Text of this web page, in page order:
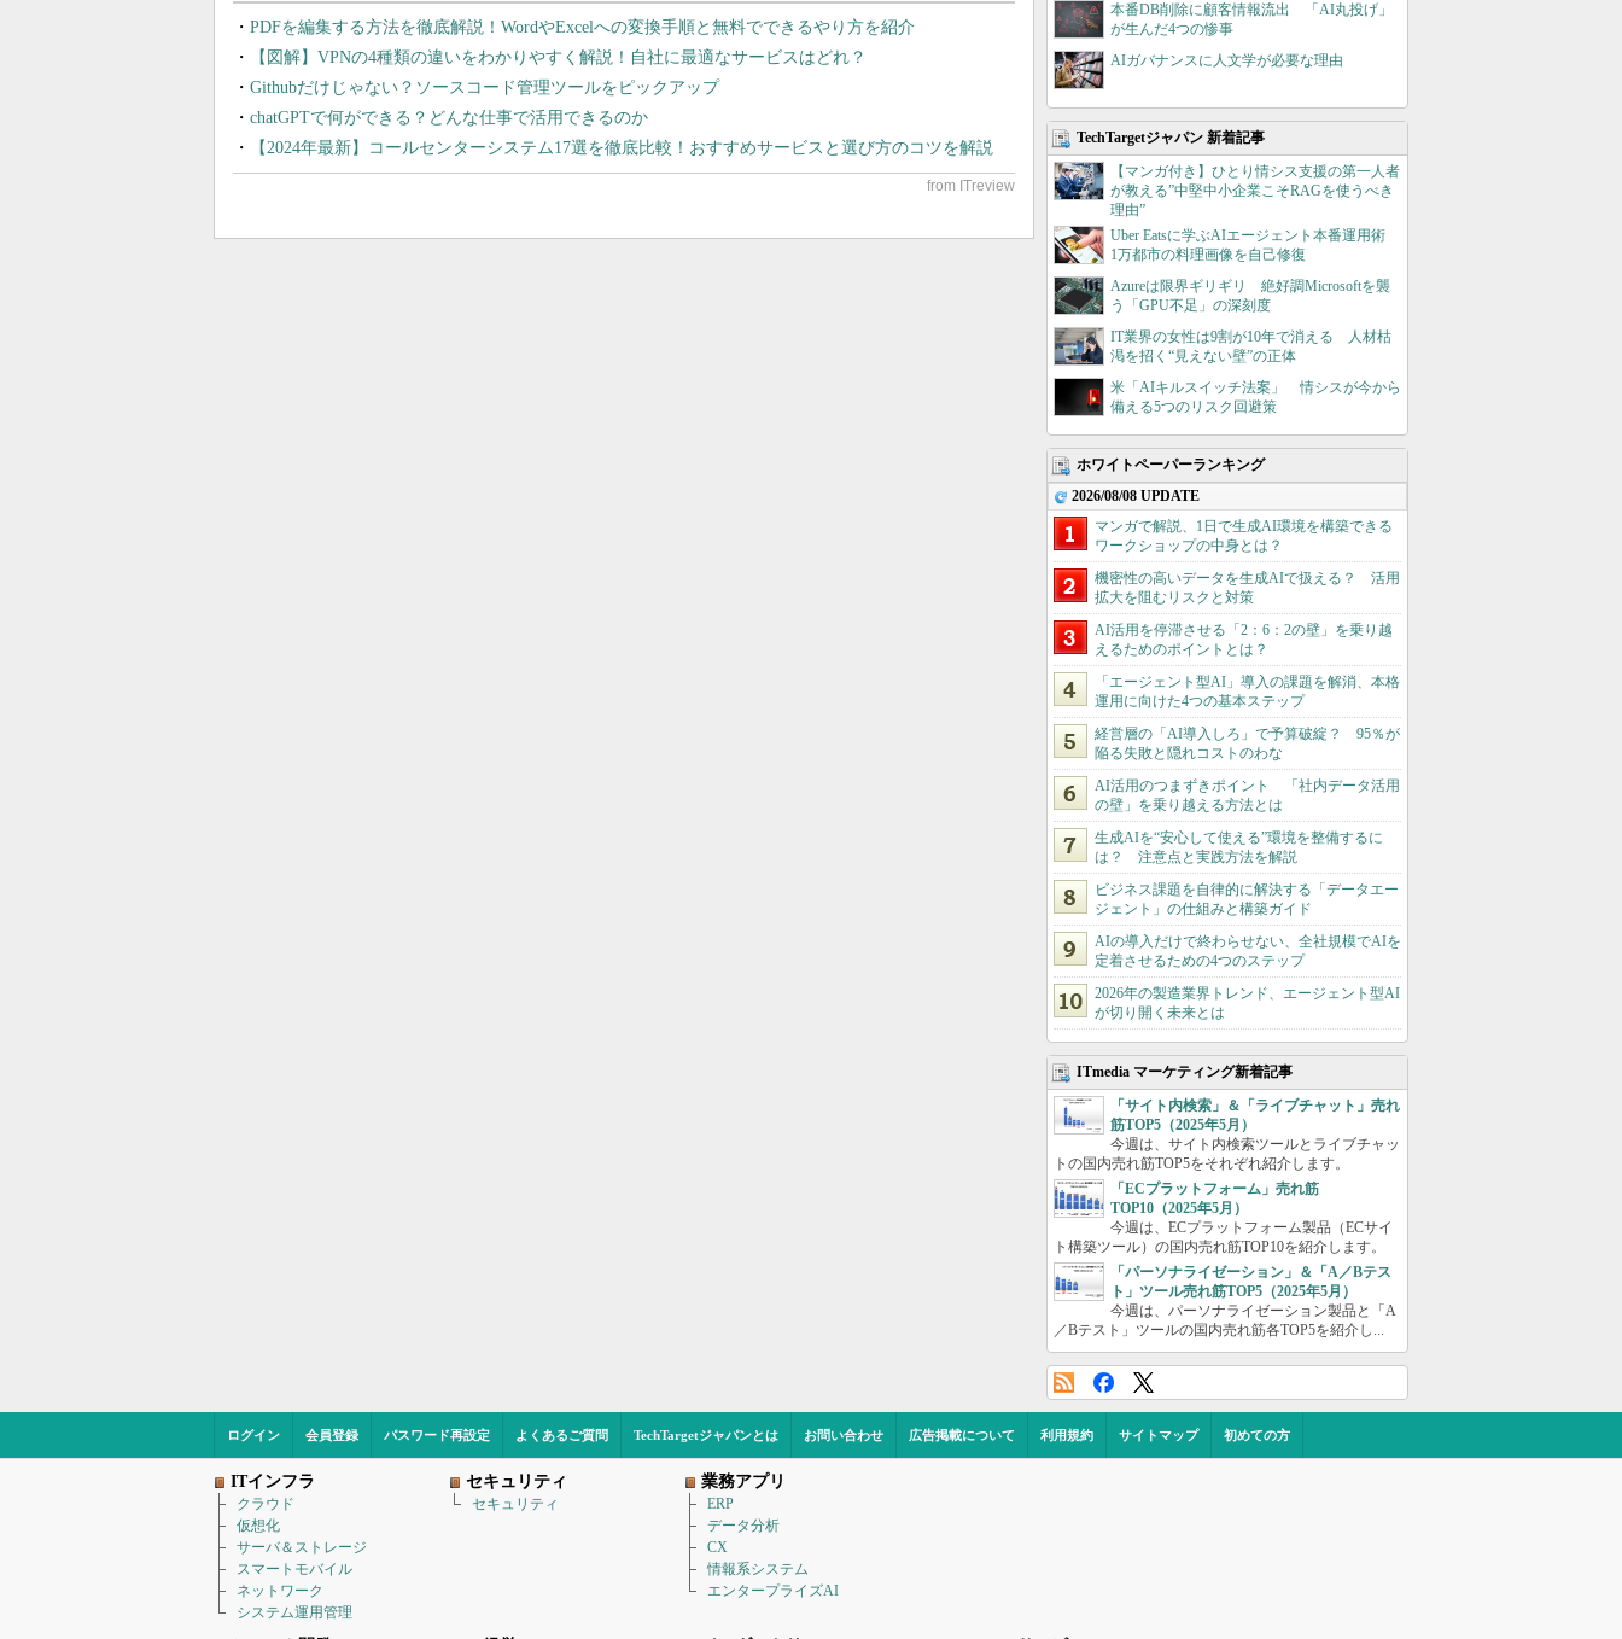
PDFを編集する方法を徹底解説！WordやExcelへの変換手順と無料でできるやり方を紹介
【図解】VPNの4種類の違いをわかりやすく解説！自社に最適なサービスはどれ？
Githubだけじゃない？ソースコード管理ツールをピックアップ
chatGPTで何ができる？どんな仕事で活用できるのか
【2024年最新】コールセンターシステム17選を徹底比較！おすすめサービスと選び方のコツを解説
本番DB削除に顧客情報流出 「AI丸投げ」
が生んだ4つの惨事
AIガバナンスに人文学が必要な理由
TechTargetジャパン 新着記事
【マンガ付き】ひとり情シス支援の第一人者
が教える”中堅中小企業こそRAGを使うべき
理由”
Uber Eatsに学ぶAIエージェント本番運用術
1万都市の料理画像を自己修復
Azureは限界ギリギリ 絶好調Microsoftを襲
う「GPU不足」の深刻度
IT業界の女性は9割が10年で消える 人材枯
渇を招く“見えない壁”の正体
米「AIキルスイッチ法案」 情シスが今から
備える5つのリスク回避策
ホワイトペーパーランキング
2026/08/08 UPDATE
マンガで解説、1日で生成AI環境を構築できる
ワークショップの中身とは？
機密性の高いデータを生成AIで扱える？ 活用
拡大を阻むリスクと対策
AI活用を停滞させる「2：6：2の壁」を乗り越
えるためのポイントとは？
「エージェント型AI」導入の課題を解消、本格
運用に向けた4つの基本ステップ
経営層の「AI導入しろ」で予算破綻？ 95％が
陥る失敗と隠れコストのわな
AI活用のつまずきポイント 「社内データ活用
の壁」を乗り越える方法とは
生成AIを“安心して使える”環境を整備するに
は？ 注意点と実践方法を解説
ビジネス課題を自律的に解決する「データエー
ジェント」の仕組みと構築ガイド
AIの導入だけで終わらせない、全社規模でAIを
定着させるための4つのステップ
2026年の製造業界トレンド、エージェント型AI
が切り開く未来とは
ITmedia マーケティング新着記事
「サイト内検索」＆「ライブチャット」売れ
筋TOP5（2025年5月）
今週は、サイト内検索ツールとライブチャッ
トの国内売れ筋TOP5をそれぞれ紹介します。
「ECプラットフォーム」売れ筋
TOP10（2025年5月）
今週は、ECプラットフォーム製品（ECサイ
ト構築ツール）の国内売れ筋TOP10を紹介します。
「パーソナライゼーション」＆「A／Bテス
ト」ツール売れ筋TOP5（2025年5月）
今週は、パーソナライゼーション製品と「A
／Bテスト」ツールの国内売れ筋各TOP5を紹介し...
ログイン 会員登録 パスワード再設定 よくあるご質問 TechTargetジャパンとは お問い合わせ 広告掲載について 利用規約 サイトマップ 初めての方
ITインフラ
クラウド
仮想化
サーバ＆ストレージ
スマートモバイル
ネットワーク
システム運用管理
セキュリティ
セキュリティ
業務アプリ
ERP
データ分析
CX
情報系システム
エンタープライズAI